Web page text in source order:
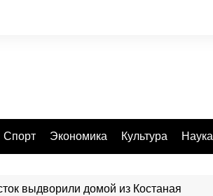
Спорт Экономика Культура Наука
выдворили домой из Костаная